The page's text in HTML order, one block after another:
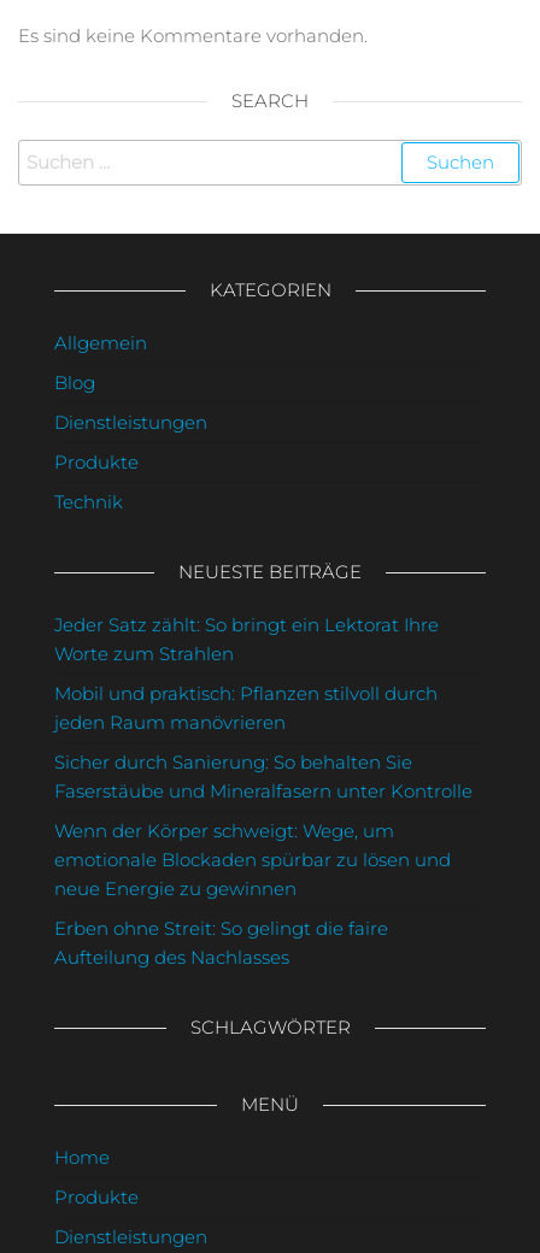
Es sind keine Kommentare vorhanden.
SEARCH
Suchen
nach:
KATEGORIEN
Allgemein
Blog
Dienstleistungen
Produkte
Technik
NEUESTE BEITRÄGE
Jeder Satz zählt: So bringt ein Lektorat Ihre
Worte zum Strahlen
Mobil und praktisch: Pflanzen stilvoll durch
jeden Raum manövrieren
Sicher durch Sanierung: So behalten Sie
Faserstäube und Mineralfasern unter Kontrolle
Wenn der Körper schweigt: Wege, um
emotionale Blockaden spürbar zu lösen und
neue Energie zu gewinnen
Erben ohne Streit: So gelingt die faire
Aufteilung des Nachlasses
SCHLAGWÖRTER
MENÜ
Home
Produkte
Dienstleistungen